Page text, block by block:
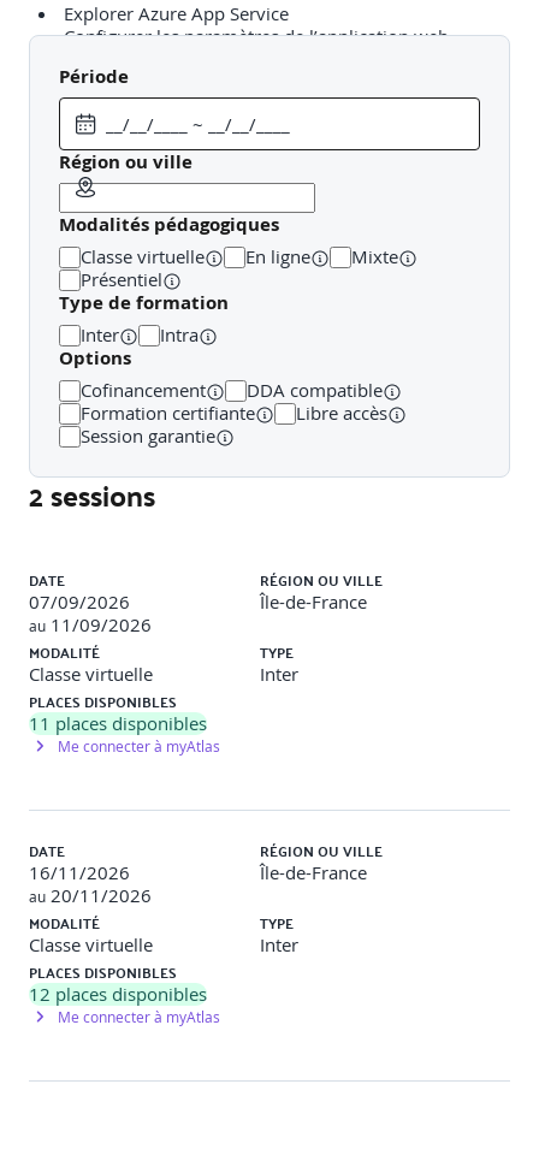
Explorer Azure App Service
Configurer les paramètres de l’application web
Service
Explorer les emplacements de déploiement Azure
App Service
MODULE 2 : IMPLÉMENTATION DE FONCTIONS
AZURE
Découvrez comment créer et déployer Azure Functions.
Explorez les options d’hébergement, les liaisons, les
déclencheurs et la façon d’utiliser Durable Functions pour
définir des workflows avec état.
Leçons
Explorer Azure Functions
Développer des fonctions Azure Functions
MODULE 3 : DÉVELOPPEMENT DE SOLUTIONS
UTILISANT LE STOCKAGE BLOB
Apprenez à créer des ressources de stockage Blob Azure,
à gérer des données via le cycle de vie du stockage Blob
Leçons
Explorer Stockage Blob Azure
Gérer le cycle de vie du Stockage Blob Azure
Utiliser le stockage Blob Azure
MODULE 4 : DÉVELOPPEMENT DE SOLUTIONS
Période
Région ou ville
Modalités pédagogiques
Classe virtuelle En ligne
Mixte
Présentiel
Type de formation
Inter Intra
Options
Cofinancement
DDA compatible
Formation certifiante
Libre accès
Session garantie
2 sessions
DATE
07/09/2026
au 11/09/2026
RÉGION OU VILLE
Île-de-France
MODALITÉ
Classe virtuelle
TYPE
Inter
PLACES DISPONIBLES
11 places disponibles
Me connecter à myAtlas
DATE
16/11/2026
au 20/11/2026
RÉGION OU VILLE
Île-de-France
MODALITÉ
Classe virtuelle
TYPE
Inter
PLACES DISPONIBLES
12 places disponibles
Me connecter à myAtlas